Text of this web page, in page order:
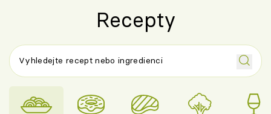
Recepty